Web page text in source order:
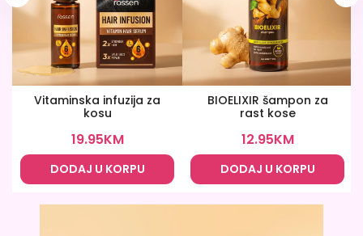
Vitaminska infuzija za
kosu
19.95KM
DODAJ U KORPU
BIOELIXIR šampon za
rast kose
12.95KM
DODAJ U KORPU